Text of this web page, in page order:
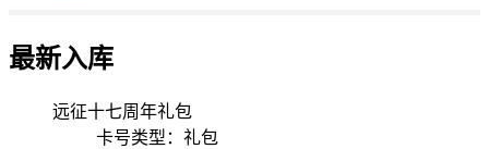
最新入库
远征十七周年礼包
卡号类型：礼包